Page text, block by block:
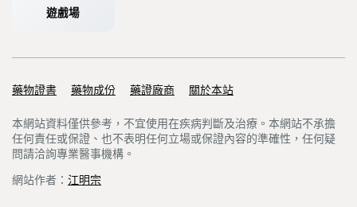
遊戲場
Support links
藥物證書 藥物成份 藥證廠商 關於本站
本網站資料僅供參考，不宜使用在疾病判斷及治療。本網站不承擔
任何責任或保證、也不表明任何立場或保證內容的準確性，任何疑
問請洽詢專業醫事機構。
網站作者： 江明宗